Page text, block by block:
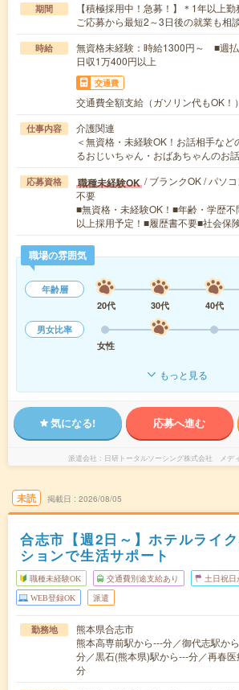
期間
【積極採用中！急募！】＊1年以上
ご応募から最短2～3日後の就業も相
時給
無資格未経験：時給1300円～ ■
日収1万400円以上
交通費
交通費全額支給（ガソリン代もOK！）
仕事内容
介護関連
＜無資格・未経験OK！お話相手な
るおじいちゃん・おばあちゃんのお
応募資格 職種未経験OK / ブランクOK / パソ
不要
■無資格・未経験OK！■年齢・学歴
以上採用予定！■履歴書不要■社会保
職場の雰囲気
年齢層
20代
30代 40代
男女比率
女性
もっと見る
気になる! 応募へ進む
派遣会社 日研トータルソーシング株式会社 メデ
未読 掲載日 2026/08/05
合志市【週2日～】ホテルライ
ションで生活サポート
職種未経験OK 交通費別途支給あり 土日祝日
WEB登録OK 派遣
勤務地
熊本県合志市
熊本高専前駅から---分／御代志駅か
分／黒石(熊本県)駅から---分／再春
分